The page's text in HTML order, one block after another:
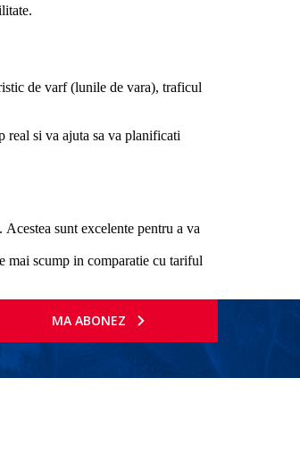
de varf (lunile de vara), traficul
real si va ajuta sa va planificati
sunt excelente pentru a va
mai scump in comparatie cu tariful
MA ABONEZ